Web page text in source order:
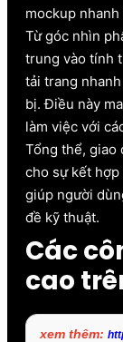
mockup nhanh
Từ góc nhìn
trung vào tính
tải trang
bị. Điều này
làm việc với
Tổng thể, giao
cho sự kết hợp
giúp người
đề kỹ thuật.
Các
cao
xem thêm: